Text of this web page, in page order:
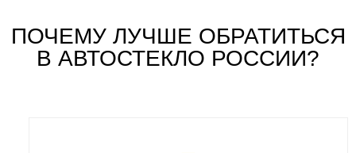
ПОЧЕМУ ЛУЧШЕ ОБРАТИТЬСЯ
В АВТОСТЕКЛО РОССИИ?